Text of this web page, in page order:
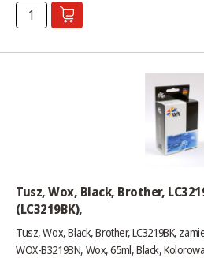
Tusz, Wox, Black, Brother,
(LC3219BK),
Tusz, Wox, Black, Brother, LC3219BK,
WOX-B3219BN, Wox, 65ml, Black,